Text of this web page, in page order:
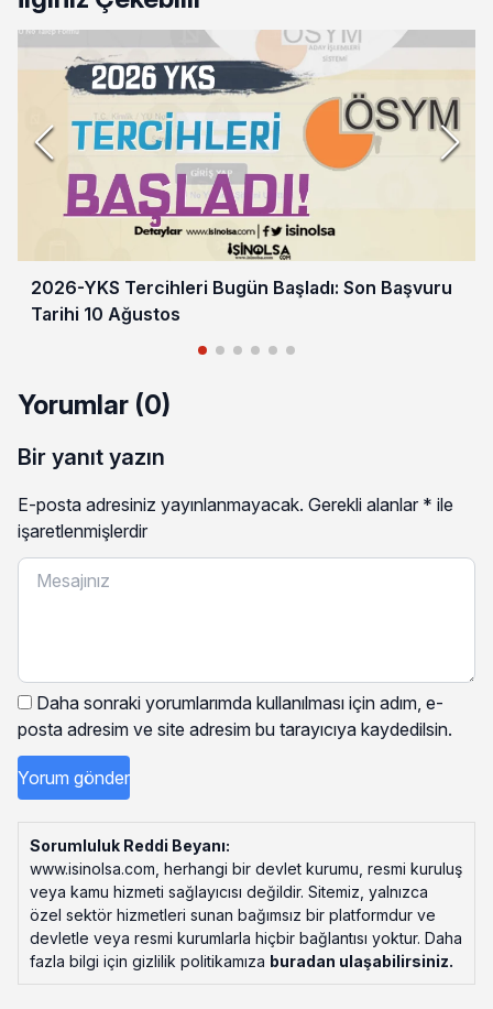
2026-YKS Tercihleri Bugün Başladı: Son Başvuru
Tarihi 10 Ağustos
Yorumlar (0)
Bir yanıt yazın
E-posta adresiniz yayınlanmayacak. Gerekli alanlar * ile
işaretlenmişlerdir
Daha sonraki yorumlarımda kullanılması için adım, e-
posta adresim ve site adresim bu tarayıcıya kaydedilsin.
Sorumluluk Reddi Beyanı:
www.isinolsa.com, herhangi bir devlet kurumu, resmi kuruluş
veya kamu hizmeti sağlayıcısı değildir. Sitemiz, yalnızca
özel sektör hizmetleri sunan bağımsız bir platformdur ve
devletle veya resmi kurumlarla hiçbir bağlantısı yoktur. Daha
fazla bilgi için gizlilik politikamıza buradan ulaşabilirsiniz.